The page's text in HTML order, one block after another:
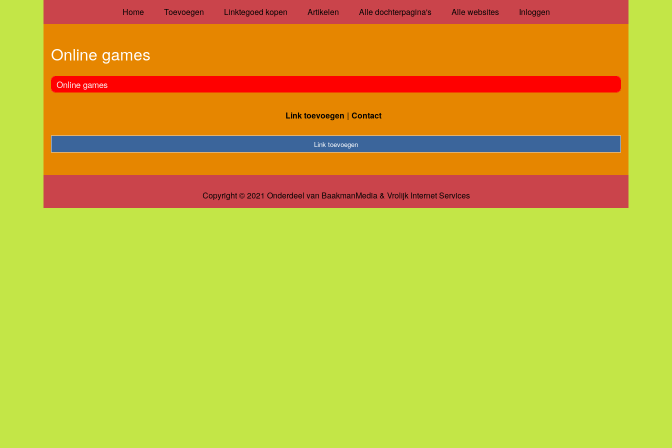
Home Toevoegen Linktegoed kopen Artikelen Alle dochterpagina's Alle websites Inloggen
Online games
Online games
Link toevoegen Contact
Link toevoegen
Copyright © 2021 Onderdeel van BaakmanMedia& Vrolijk Internet Services